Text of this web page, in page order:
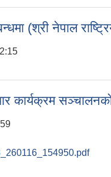
(श्री नेपाल
कार्यक्रम